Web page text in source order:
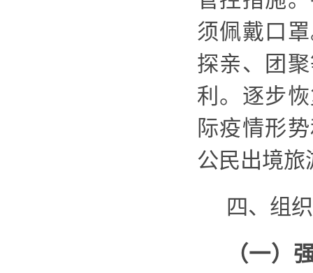
须佩戴口
探亲、团
利。 逐步
际疫情形
公民出境旅
四 、组
（一）